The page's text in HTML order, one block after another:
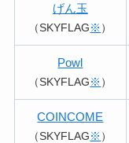
げん玉
（SKYFLAG ※ ）
Powl
（SKYFLAG ※ ）
COINCOME
（SKYFLAG ※ ）